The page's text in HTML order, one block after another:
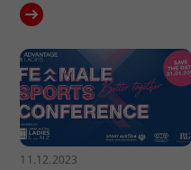
11.12.2023